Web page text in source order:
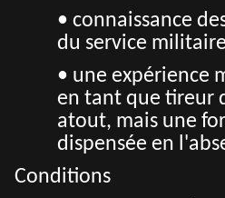
• connaissance
du service militaire
• une expérience
en tant que tireur
atout, mais une
dispensée en
Conditions